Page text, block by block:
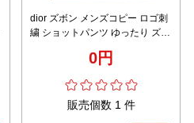
dior ズボン メンズコピー ロゴ刺
繍 ショットパンツ ゆったり ズボ
0円
販売個数 1 件